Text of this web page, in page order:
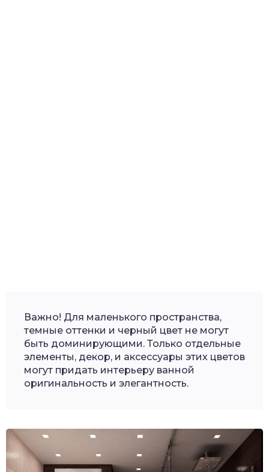
Важно! Для маленького пространства,
темные оттенки и черный цвет не могут
быть доминирующими. Только отдельные
элементы, декор, и аксессуары этих цветов
могут придать интерьеру ванной
оригинальность и элегантность.